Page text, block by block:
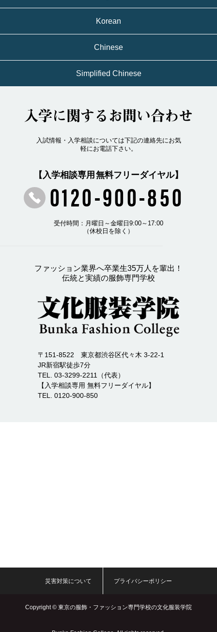
Korean
Chinese
Simplified Chinese
入学に関するお問い合わせ
入試情報・入学相談については下記の連絡先にお気
軽にお電話下さい。
0120-900-850
【入学相談専用 無料フリーダイヤル】
受付時間：月曜日～金曜日9:00～17:00
（休校日を除く）
ファッション業界へ卒業生35万人を輩出！
伝統と実績の服飾専門学校
〒151-8522 東京都渋谷区代々木 3-22-1
JR新宿駅徒歩7分
TEL. 03-3299-2211（代表）
【入学相談専用 無料フリーダイヤル】
TEL. 0120-900-850
Copyright © 東京の服飾・ファッション専門学校の文化服装学院
災害対策について プライバシーポリシー